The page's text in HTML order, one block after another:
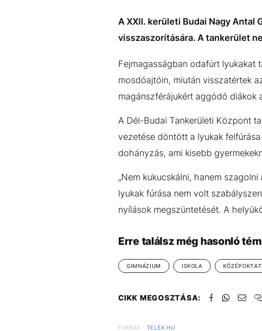
KvízMédiaajánlatImpresszum
A XXII. kerületi Budai Nagy
visszaszorítására. A tankerület
Fejmagasságban odafúrt lyukakat
mosdóajtóin, miután visszatértek
magánszférájukért aggódó diákok
A Dél-Budai Tankerületi Központ
vezetése döntött a lyukak
dohányzás, ami kisebb
„Nem kukucskálni, hanem
lyukak fúrása nem volt
nyílások megszüntetését. A
Erre találsz még hasonló
GIMNÁZIUM ISKOLA
CIKK MEGOSZTÁSA:
FORRÁS
TELEX.HU